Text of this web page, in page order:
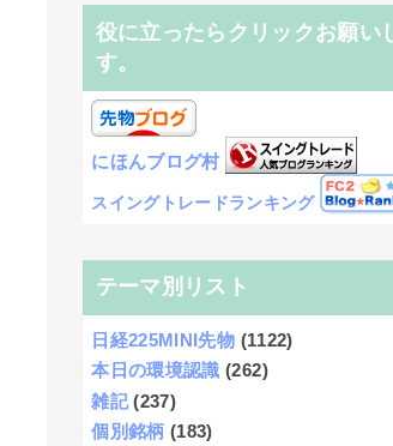
役に立ったらクリックお願い
す。
にほんブログ村
スイングトレードランキング
テーマ別リスト
日経225MINI先物 (1122)
本日の環境認識 (262)
雑記 (237)
個別銘柄 (183)